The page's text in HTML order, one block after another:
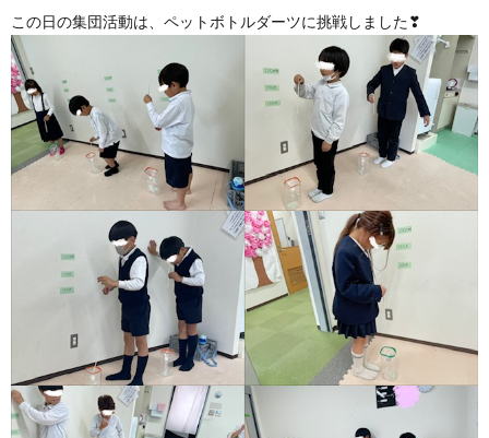
この日の集団活動は、ペットボトルダーツに挑戦しました❣